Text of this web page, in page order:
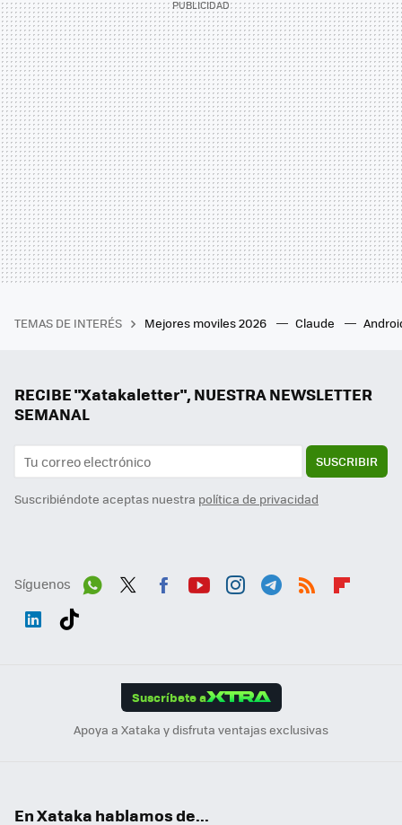
TEMAS DE INTERÉS Mejores moviles 2026 Claude
RECIBE "Xatakaletter", NUESTRA NEWSLETTER
SEMANAL
SUSCRIBIR
Suscribiéndote aceptas nuestra política de privacidad
Síguenos
Suscríbete a
Apoya a Xataka y disfruta ventajas exclusivas
En Xataka hablamos de...